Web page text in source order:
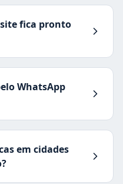
fica pronto
WhatsApp
em cidades